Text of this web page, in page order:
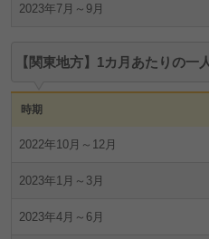
2023年7月～9月
【関東地方】1カ月あたりの一
時期
2022年10月～12月
2023年1月～3月
2023年4月～6月